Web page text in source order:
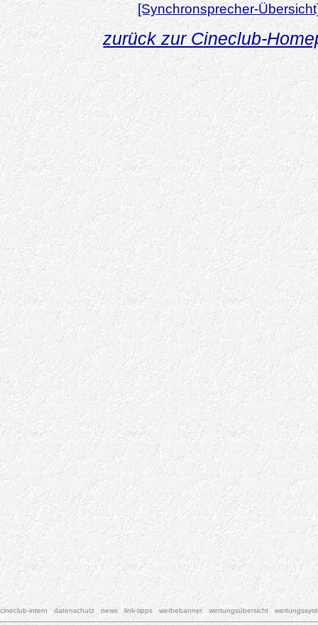
[Synchronsprecher-
zurück zur Cineclub-
cineclub-intern datenschutz news link-tipps werbebanner wertungsübersicht